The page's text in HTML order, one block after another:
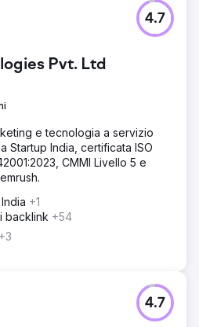
Pvt. Ltd
4.7
e tecnologia a servizio
Startup India, certificata ISO
CMMI Livello 5 e
+1
backlink +54
+3
4.7